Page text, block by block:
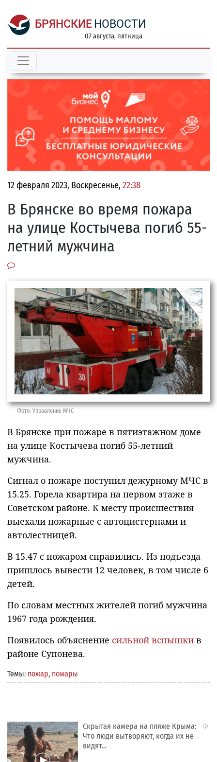
БРЯНСКИЕ НОВОСТИ
07 августа, пятница
12 февраля 2023, Воскресенье, 22:38
В Брянске во время пожара
на улице Костычева погиб 55-
летний мужчина
Фото: Управление МЧС
В Брянске при пожаре в пятиэтажном доме
на улице Костычева погиб 55-летний
мужчина.
Сигнал о пожаре поступил дежурному МЧС в
15.25. Горела квартира на первом этаже в
Советском районе. К месту происшествия
выехали пожарные с автоцистернами и
автолестницей.
В 15.47 с пожаром справились. Из подъезда
пришлось вывести 12 человек, в том числе 6
детей.
По словам местных жителей погиб мужчина
1967 года рождения.
Появилось объяснение сильной вспышки в
районе Супонева.
Темы: пожар, пожары
i
Скрытая камера на пляже Крыма:
Что люди вытворяют, когда их не
видят...